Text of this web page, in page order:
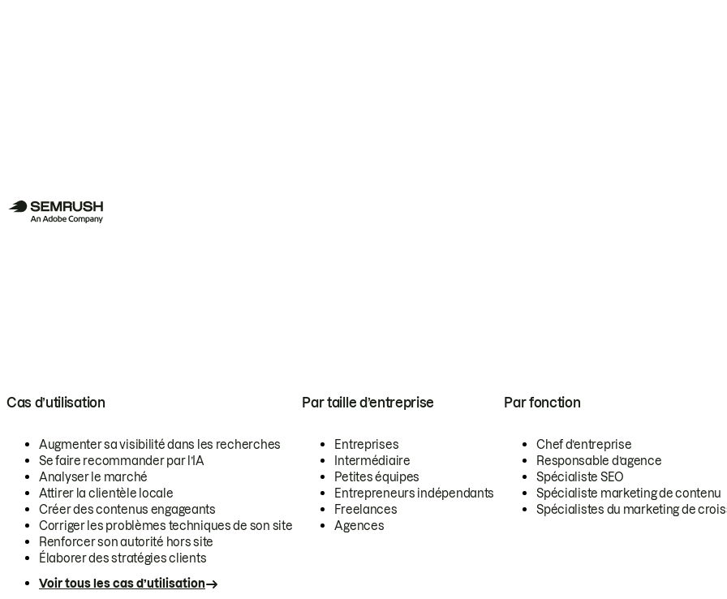
Cas d’utilisation
Augmenter sa visibilité dans les recherches
Se faire recommander par l’IA
Analyser le marché
Attirer la clientèle locale
Créer des contenus engageants
Corriger les problèmes techniques de son site
Renforcer son autorité hors site
Élaborer des stratégies clients
Voir tous les cas d’utilisation
Par taille d’entreprise
Entreprises
Intermédiaire
Petites équipes
Entrepreneurs indépendants
Freelances
Agences
Par fonction
Chef d’entreprise
Responsable d’agence
Spécialiste SEO
Spécialiste marketing de contenu
Spécialistes du marketing de